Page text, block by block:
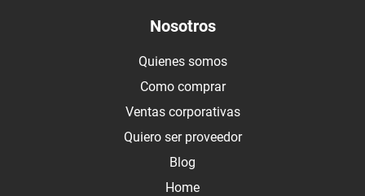
Nosotros
Quienes somos
Como comprar
Ventas corporativas
Quiero ser proveedor
Blog
Home